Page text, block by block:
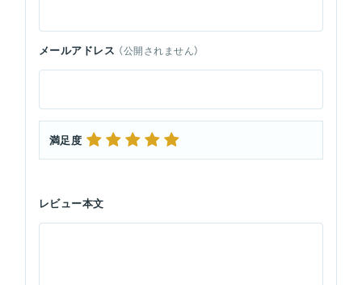
メールアドレス （公開されません）
満足度
レビュー本文